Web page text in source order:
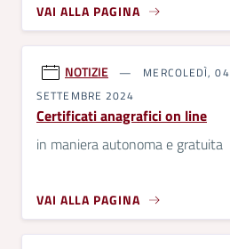
VAI ALLA PAGINA
NOTIZIE
MERCOLEDÌ, 04
SETTEMBRE 2024
Certificati anagrafici on line
in maniera autonoma e gratuita
VAI ALLA PAGINA